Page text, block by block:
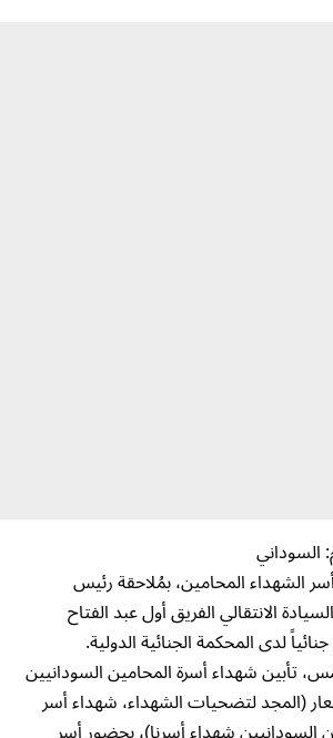
السوداني
الشهداء المحامين، بمُلاحقة رئيس
الانتقالي الفريق أول عبد الفتاح
جنائياً لدى المحكمة الجنائية الدولية.
تأبين شهداء أسرة المحامين السودانيين
(المجد لتضحيات الشهداء، شهداء أسر